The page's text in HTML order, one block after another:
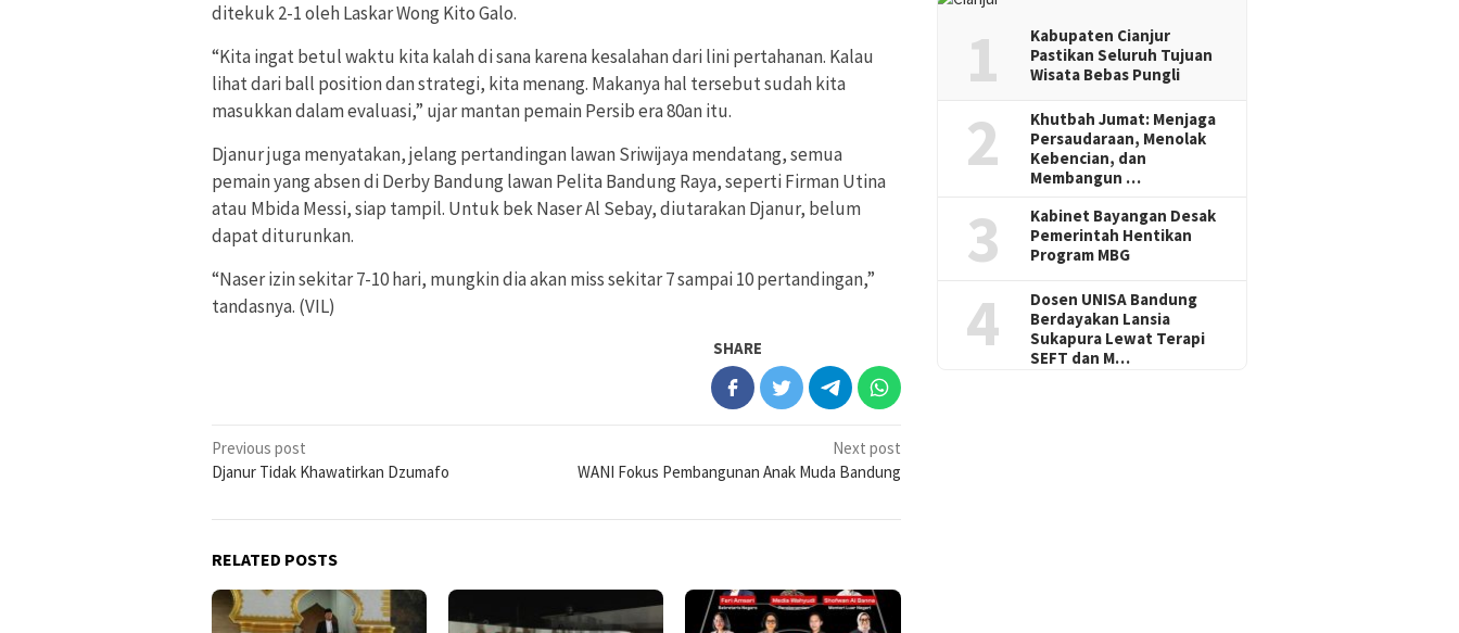
ditekuk 2-1 oleh Laskar Wong Kito Galo.
“Kita ingat betul waktu kita kalah di sana karena kesalahan dari lini pertahanan. Kalau
lihat dari ball position dan strategi, kita menang. Makanya hal tersebut sudah kita
masukkan dalam evaluasi,” ujar mantan pemain Persib era 80an itu.
Djanur juga menyatakan, jelang pertandingan lawan Sriwijaya mendatang, semua
pemain yang absen di Derby Bandung lawan Pelita Bandung Raya, seperti Firman Utina
atau Mbida Messi, siap tampil. Untuk bek Naser Al Sebay, diutarakan Djanur, belum
dapat diturunkan.
“Naser izin sekitar 7-10 hari, mungkin dia akan miss sekitar 7 sampai 10 pertandingan,”
tandasnya. (VIL)
SHARE
Post
navigation
Previous post
Djanur Tidak Khawatirkan Dzumafo
Next post
WANI Fokus Pembangunan Anak Muda Bandung
RELATED POSTS
1
Kabupaten Cianjur
Pastikan Seluruh Tujuan
Wisata Bebas Pungli
2
Khutbah Jumat: Menjaga
Persaudaraan, Menolak
Kebencian, dan
Membangun …
3
Kabinet Bayangan Desak
Pemerintah Hentikan
Program MBG
4
Dosen UNISA Bandung
Berdayakan Lansia
Sukapura Lewat Terapi
SEFT dan M…